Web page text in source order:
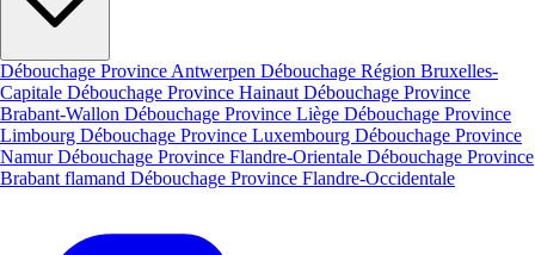
Débouchage Province Antwerpen Débouchage Région Bruxelles-
Capitale Débouchage Province Hainaut Débouchage Province
Brabant-Wallon Débouchage Province Liège Débouchage Province
Limbourg Débouchage Province Luxembourg Débouchage Province
NamurDébouchage Province Flandre-Orientale Débouchage Province
Brabant flamand Débouchage Province Flandre-Occidentale